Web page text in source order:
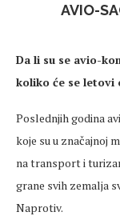
AVIO-
Da li su se avio-
koliko će se letovi
Poslednjih godina
koje su u značajnoj
na transport i
grane svih zemalja
Naprotiv.